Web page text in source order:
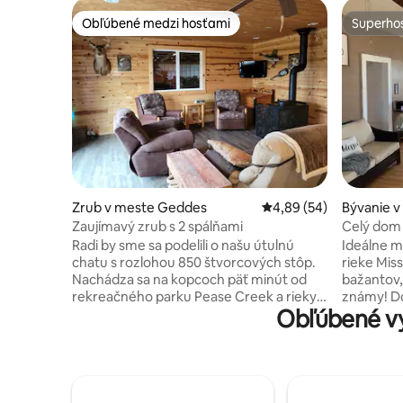
Obľúbené medzi hosťami
Obľúbené medzi hosťami
Zrub v meste Geddes Priemerné
4,89 (54)
Zaujímavý zrub s 2 spálňami
Radi by sme sa podelili o našu útulnú
chatu s rozlohou 850 štvorcových stôp.
Nachádza sa na kopcoch päť minút od
rekreačného parku Pease Creek a rieky
Missouri. Oddýchnite si na terase alebo si
vychutnajte vonkajšie aktivity pri plavbe,
Bývanie
Celý
Ideálne
rieke
známy!
rôznych
Obľúbené